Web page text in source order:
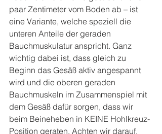
paar Zentimeter vom Boden ab – ist
eine Variante, welche speziell die
unteren Anteile der geraden
Bauchmuskulatur anspricht. Ganz
wichtig dabei ist, dass gleich zu
Beginn das Gesäß aktiv angespannt
wird und die oberen geraden
Bauchmuskeln im Zusammenspiel mit
dem Gesäß dafür sorgen, dass wir
beim Beineheben in KEINE Hohlkreuz-
Position geraten. Achten wir darauf,